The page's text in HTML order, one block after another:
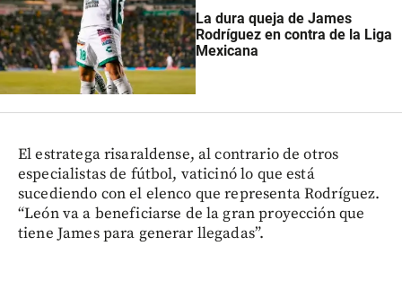
La dura queja de James
Rodríguez en contra de la Liga
Mexicana
El estratega risaraldense, al contrario de otros
especialistas de fútbol, vaticinó lo que está
sucediendo con el elenco que representa Rodríguez.
“León va a beneficiarse de la gran proyección que
tiene James para generar llegadas”.